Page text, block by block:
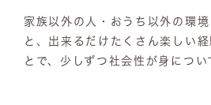
家族以外の人・おうち以外の環
と、出来るだけたくさん楽しい
とで、少しずつ社会性が身につい